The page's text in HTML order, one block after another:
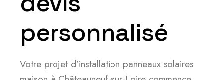
personnalisé
Votre projet d’installation panneaux solaires